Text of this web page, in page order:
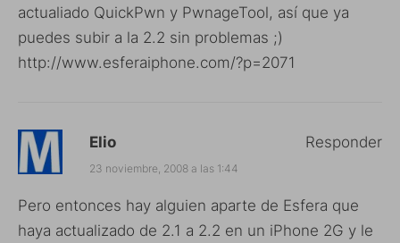
actualiado QuickPwn y PwnageTool, así que ya
puedes subir a la 2.2 sin problemas ;)
http://www.esferaiphone.com/?p=2071
Elio
23 noviembre, 2008 a las 1:44
Pero entonces hay alguien aparte de Esfera que
haya actualizado de 2.1 a 2.2 en un iPhone 2G y le
Responder